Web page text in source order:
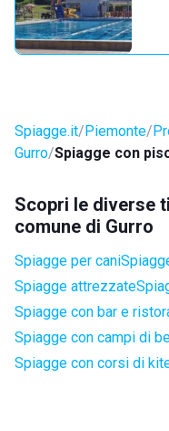
Spiagge.it Piemonte
Gurro Spiagge con
Scopri le diverse
comune di Gurro
Spiagge per cani
Spiagge attrezzate
Spiagge con bar e
Spiagge con campi di
Spiagge con corsi di